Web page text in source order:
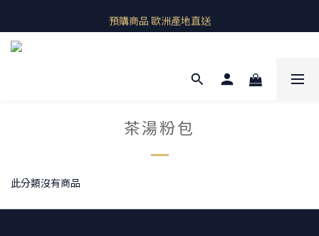
即期良品上架  最新優惠快帶回家
預購商品 歐洲產地直送
茶湯粉包
此分類沒有商品